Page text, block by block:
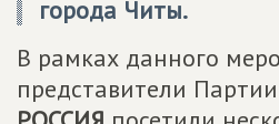
города Читы.
В рамках данного
представители Партии